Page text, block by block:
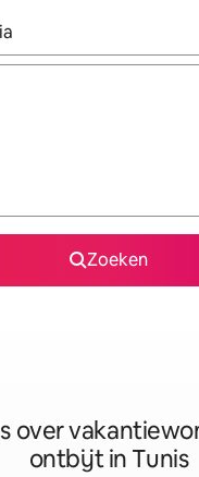
beschikbaar zijn,
Zoeken
over
ontbijt in Tunis